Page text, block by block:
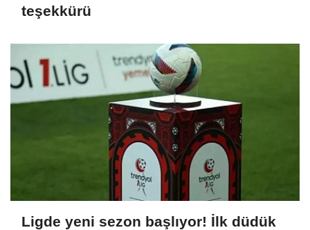
teşekkürü
Ligde yeni sezon başlıyor! İlk düdük